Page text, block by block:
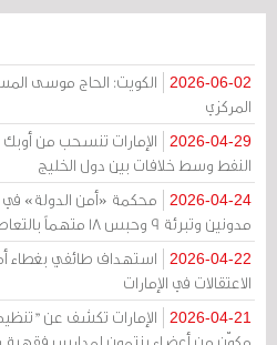
2026-06-02
الكويت: الحاج موسى
المركزي
2026-04-29
الإمارات تنسحب من
النفط وسط خلافات بين دول الخليج
2026-04-24
مدونين وتبرئة 9 وحبس 18 متهماً بالتعاطف مع إيران
2026-04-22
استهداف طائفي بغطاء
الاعتقالات في الإمارات
2026-04-21
الإمارات تكشف عن